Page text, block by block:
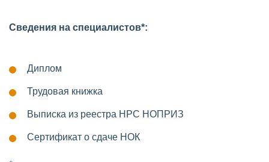
Сведения на специалистов*:
Диплом
Трудовая книжка
Выписка из реестра НРС НОПРИЗ
Сертификат о сдаче НОК